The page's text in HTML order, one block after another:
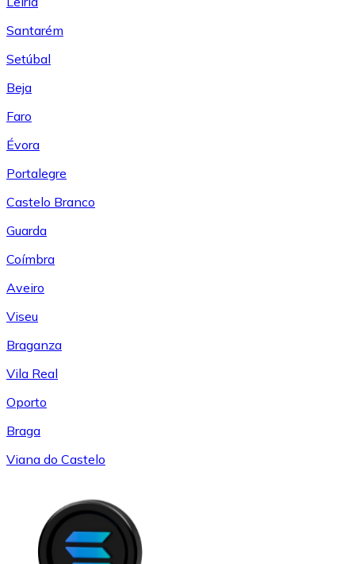
Santarém
Setúbal
Beja
Faro
Évora
Portalegre
Castelo Branco
Guarda
Coímbra
Aveiro
Viseu
Braganza
Vila Real
Oporto
Braga
Viana do Castelo